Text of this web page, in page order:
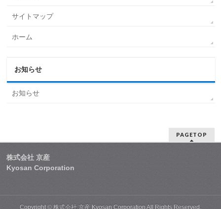
サイトマップ
ホーム
お知らせ
お知らせ
PAGETOP
株式会社 京産
Kyosan Corporation
Copyright © 株式会社 京産 Kyosan Corporation All Rights Reserved.